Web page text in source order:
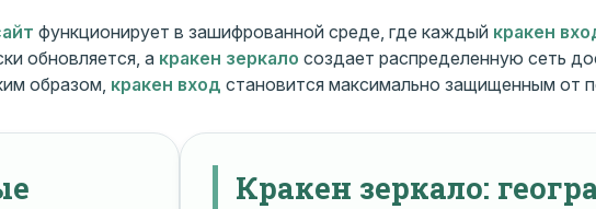
функционирует в зашифрованной среде, где каждый кракен
обновляется, а кракен зеркало создает распределенную сеть
образом, кракен вход становится максимально защищенным от
Кракен зеркало: